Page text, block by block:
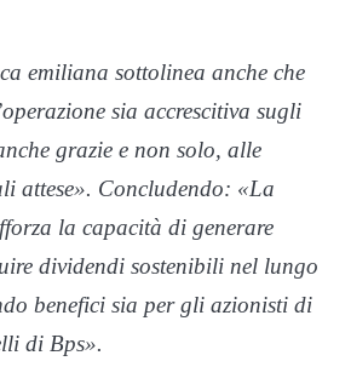
emiliana sottolinea anche che
sia accrescitiva sugli
grazie e non solo, alle
attese». Concludendo: «La
la capacità di generare
dividendi sostenibili nel lungo
benefici sia per gli azionisti di
di Bps».